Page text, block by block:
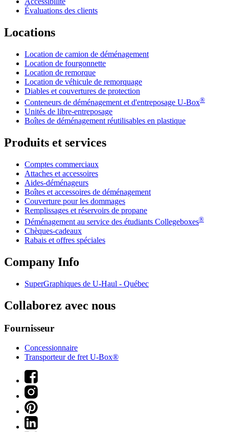
Évaluations des clients
Locations
Location de camion de déménagement
Location de fourgonnette
Location de remorque
Location de véhicule de remorquage
Diables et couvertures de protection
Conteneurs de déménagement et d'entreposage U-Box®
Unités de libre-entreposage
Boîtes de déménagement réutilisables en plastique
Produits et services
Comptes commerciaux
Attaches et accessoires
Aides-déménageurs
Boîtes et accessoires de déménagement
Couverture pour les dommages
Remplissages et réservoirs de propane
Déménagement au service des étudiants Collegeboxes®
Chèques-cadeaux
Rabais et offres spéciales
Company Info
SuperGraphiques de U-Haul - Québec
Collaborez avec nous
Fournisseur
Concessionnaire
Transporteur de fret U-Box®